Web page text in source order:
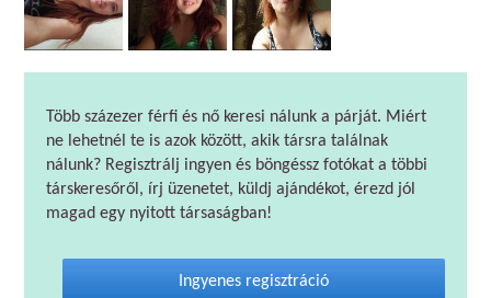
Több százezer férfi és nő keresi nálunk a párját. Miért
ne lehetnél te is azok között, akik társra találnak
nálunk? Regisztrálj ingyen és böngéssz fotókat a többi
társkeresőről, írj üzenetet, küldj ajándékot, érezd jól
magad egy nyitott társaságban!
Ingyenes regisztráció